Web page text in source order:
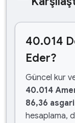
40.014
Eder?
Güncel kur
40.014
86,36
hesaplama,